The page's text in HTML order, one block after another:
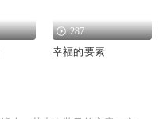
287
幸福的要素